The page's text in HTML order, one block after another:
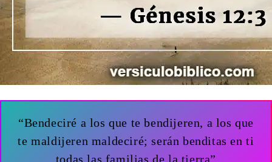
“Bendeciré a los que te bendijeren, a los que
te maldijeren maldeciré; serán benditas en ti
todas las familias de la tierra”